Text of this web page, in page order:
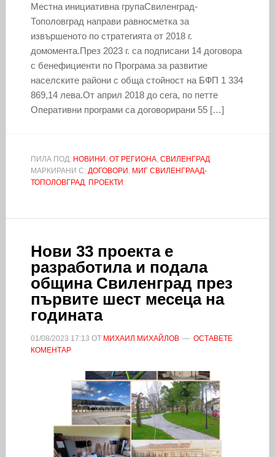
Местна инициативна групаСвиленград-
Тополовград направи равносметка за
извършеното по стратегията от 2018 г.
домомента.През 2023 г. са подписани 14 договора
с бенефициенти по Програма за развитие
населските райони с обща стойност на БФП 1 334
869,14 лева.От април 2018 до сега, по петте
Оперативни програми са договорирани 55 […]
ПИЛА ПОД: НОВИНИ , ОТ РЕГИОНА, СВИЛЕНГРАД
МАРКИРАНИ С: ДОГОВОРИ , МИГ СВИЛЕНГРААД-
ТОПОЛОВГРАД, ПРОЕКТИ
Нови 33 проекта е
разработила и подала
община Свиленград през
първите шест месеца на
годината
01/08/2023 17:13 ОТ МИХАИЛ МИХАЙЛОВ
ОСТАВЕТЕ
КОМЕНТАР